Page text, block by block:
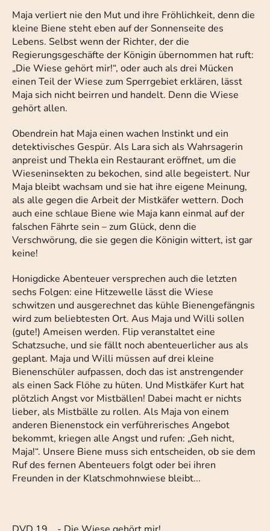
Maja verliert nie den Mut und ihre Fröhlichkeit, denn die
kleine Biene steht eben auf der Sonnenseite des
Lebens. Selbst wenn der Richter, der die
Regierungsgeschäfte der Königin übernommen hat ruft:
„Die Wiese gehört mir!“, oder auch als drei Mücken
einen Teil der Wiese zum Sperrgebiet erklären, lässt
Maja sich nicht beirren und handelt. Denn die Wiese
gehört allen.
Obendrein hat Maja einen wachen Instinkt und ein
detektivisches Gespür. Als Lara sich als Wahrsagerin
anpreist und Thekla ein Restaurant eröffnet, um die
Wieseninsekten zu bekochen, sind alle begeistert. Nur
Maja bleibt wachsam und sie hat ihre eigene Meinung,
als alle gegen die Arbeit der Mistkäfer wettern. Doch
auch eine schlaue Biene wie Maja kann einmal auf der
falschen Fährte sein – zum Glück, denn die
Verschwörung, die sie gegen die Königin wittert, ist gar
keine!
Honigdicke Abenteuer versprechen auch die letzten
sechs Folgen: eine Hitzewelle lässt die Wiese
schwitzen und ausgerechnet das kühle Bienengefängnis
wird zum beliebtesten Ort. Aus Maja und Willi sollen
(gute!) Ameisen werden. Flip veranstaltet eine
Schatzsuche, und sie fällt noch abenteuerlicher aus als
geplant. Maja und Willi müssen auf drei kleine
Bienenschüler aufpassen, doch das ist anstrengender
als einen Sack Flöhe zu hüten. Und Mistkäfer Kurt hat
plötzlich Angst vor Mistbällen! Dabei macht er nichts
lieber, als Mistbälle zu rollen. Als Maja von einem
anderen Bienenstock ein verführerisches Angebot
bekommt, kriegen alle Angst und rufen: „Geh nicht,
Maja!“. Unsere Biene muss sich entscheiden, ob sie dem
Ruf des fernen Abenteuers folgt oder bei ihren
Freunden in der Klatschmohnwiese bleibt...